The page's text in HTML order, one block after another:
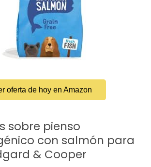
oferta de hoy en Amazon
sobre pienso
con salmón para
& Cooper